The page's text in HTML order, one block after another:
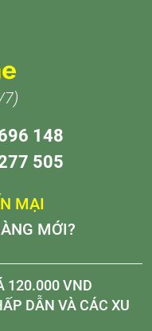
7)
148
505
MẠI
MỚI?
120.000 VND
DẪN VÀ CÁC XU